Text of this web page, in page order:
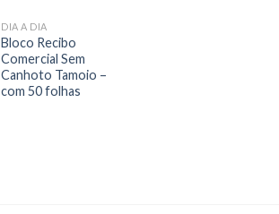
DIA A DIA
Bloco Recibo
Comercial Sem
Canhoto Tamoio –
com 50 folhas